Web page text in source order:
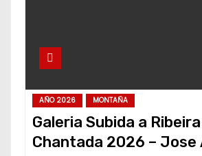
AÑO 2026 MONTAÑA
Galeria Subida a
Chantada 2026 – Jose